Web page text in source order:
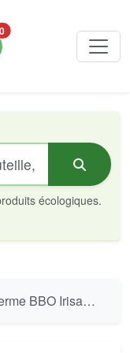
0
écologiques.
en Bambou - Acier Inoxydable 500 ml